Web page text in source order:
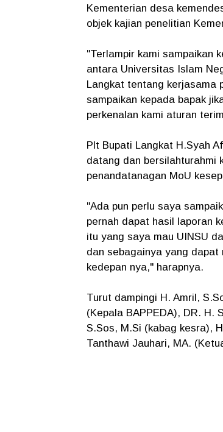
Kementerian desa
objek kajian penelitian
"Terlampir kami sampaikan
antara Universitas Islam
Langkat tentang kerjasama
sampaikan kepada bapak
perkenalan kami aturan
Plt Bupati Langkat H.Syah
datang dan bersilahturahmi
penandatanagan MoU
"Ada pun perlu saya
pernah dapat hasil laporan
itu yang saya mau UINSU
dan sebagainya yang
kedepan nya," harapnya.
Turut dampingi H. Amril,
(Kepala BAPPEDA), DR. H.
S.Sos, M.Si (kabag kesra),
Tanthawi Jauhari, MA.